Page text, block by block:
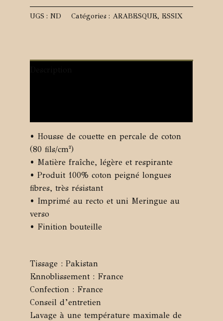
de
UGS :ND Catégories : ARABESQUE,ESSIX
• Housse de couette en percale de coton
(80 fils/cm²)
• Matière fraîche, légère et respirante
• Produit 100% coton peigné longues
fibres, très résistant
• Imprimé au recto et uni Meringue au
verso
• Finition bouteille
Tissage : Pakistan
Ennoblissement : France
Confection : France
Conseil d’entretien
Lavage à une température maximale de